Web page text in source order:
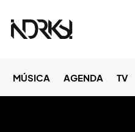
MÚSICA AGENDA TV